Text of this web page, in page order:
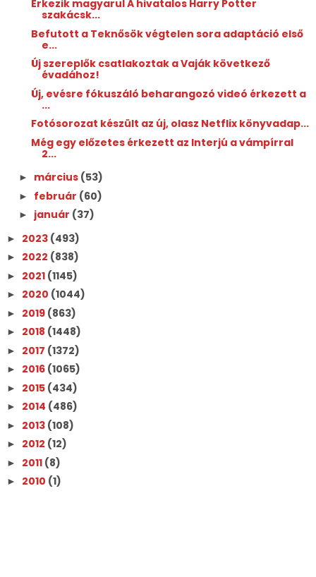
Érkezik magyarul A hivatalos Harry Potter
szakácsk...
Befutott a Teknősök végtelen sora adaptáció első
e...
Új szereplők csatlakoztak a Vaják következő
évadához!
Új, evésre fókuszáló beharangozó videó érkezett a
...
Fotósorozat készült az új, olasz Netflix könyvadap...
Még egy előzetes érkezett az Interjú a vámpírral
2...
► március (53)
► február (60)
► január (37)
► 2023 (493)
► 2022 (838)
► 2021 (1145)
► 2020 (1044)
► 2019 (863)
► 2018 (1448)
► 2017 (1372)
► 2016 (1065)
► 2015 (434)
► 2014 (486)
► 2013 (108)
► 2012 (12)
► 2011 (8)
► 2010 (1)